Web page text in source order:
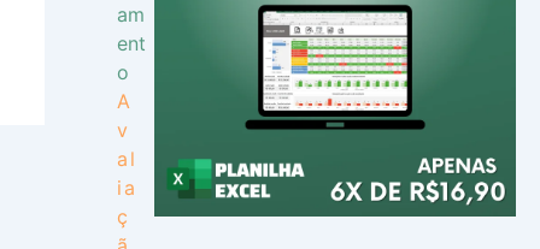
am
ent
o
A
v
al
ia
ç